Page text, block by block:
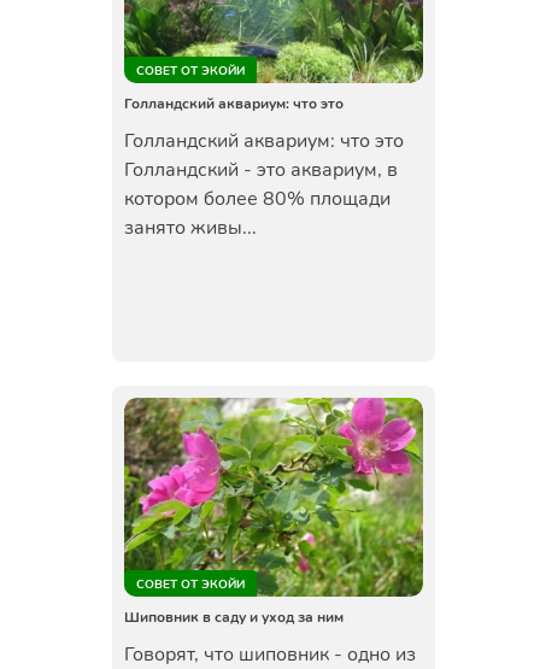
СОВЕТ ОТ ЭКОЙИ
Голландский аквариум: что это
Голландский аквариум: что это
Голландский - это аквариум, в
котором более 80% площади
занято живы...
СОВЕТ ОТ ЭКОЙИ
Шиповник в саду и уход за ним
Говорят, что шиповник - одно из